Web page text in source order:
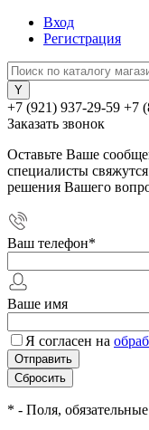
Вход
Регистрация
+7 (921) 937-29-59 +7
Заказать звонок
Оставьте Ваше
специалисты
решения Вашего
Ваш телефон*
Ваше имя
Я согласен на
* - Поля,